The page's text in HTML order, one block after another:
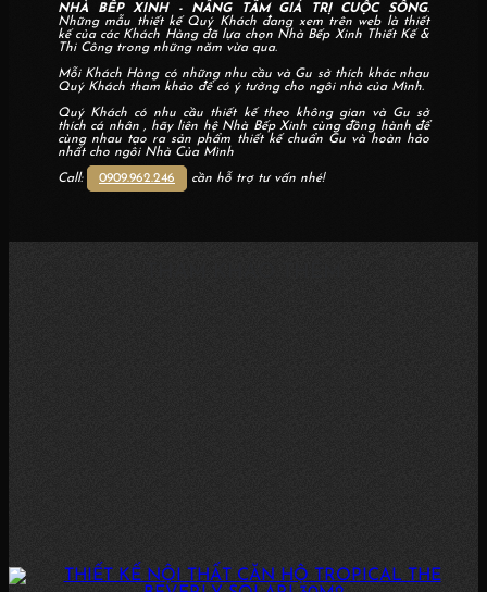
NHÀ BẾP XINH - NÂNG TẦM GIÁ TRỊ CUỘC SỐNG.
Những mẫu thiết kế Quý Khách đang xem trên web là thiết
kế của các Khách Hàng đã lựa chọn Nhà Bếp Xinh Thiết Kế &
Thi Công trong những năm vừa qua.
Mỗi Khách Hàng có những nhu cầu và Gu sở thích khác nhau
Quý Khách tham khảo để có ý tưởng cho ngôi nhà của Mình.
Quý Khách có nhu cầu thiết kế theo không gian và Gu sở
thích cá nhân , hãy liên hệ Nhà Bếp Xinh cùng đồng hành để
cùng nhau tạo ra sản phẩm thiết kế chuẩn Gu và hoàn hảo
nhất cho ngôi Nhà Của Mình
Call:
0909.962.246 cần hỗ trợ tư vấn nhé!